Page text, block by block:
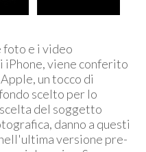
e i video
viene conferito
un tocco di
scelto per lo
del soggetto
danno a questi
versione pre-